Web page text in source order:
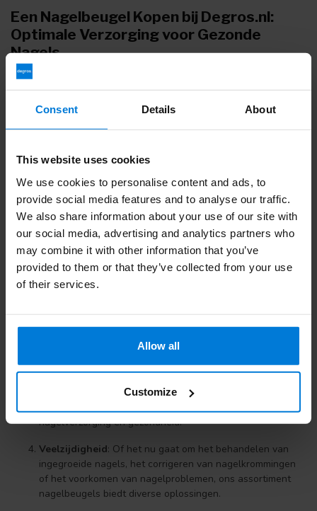
Consent Details About
This website uses cookies
We use cookies to personalise content and ads, to
provide social media features and to analyse our traffic.
We also share information about your use of our site with
our social media, advertising and analytics partners who
may combine it with other information that you’ve
provided to them or that they’ve collected from your use
of their services.
Allow all
Customize
Een Nagelbeugel Kopen bij Degros.nl:
Optimale Verzorging voor Gezonde
Nagels
Bij Degros.nl bieden we u de mogelijkheid om hoogwaardige
dat wordt gebruikt om verschillende nagelproblemen aan te
pakken en te corrigeren. Of u nu een professionele nagelstylist
nagelbeugels zijn ontworpen om u te helpen bij het bereiken van
gezonde en mooie nagels.
Wat zijn de voordelen van onze
nagelbeugels:
Nagelcorrectie: Onze nagelbeugels zijn ontworpen om
nagelafwijkingen, zoals ingegroeide nagels, te corrigeren.
Ze helpen de nagels in de juiste vorm te brengen en te
voorkomen dat ze ingroeien.
Professionele Kwaliteit: Onze nagelbeugels zijn van
hoogwaardige kwaliteit en worden geleverd door
gerenommeerde fabrikanten die zich inzetten voor
nagelverzorging en gezondheid.
Veelzijdigheid: Of het nu gaat om het behandelen van
ingegroeide nagels, het corrigeren van nagelkrommingen
of het voorkomen van nagelproblemen, ons assortiment
nagelbeugels biedt diverse oplossingen.